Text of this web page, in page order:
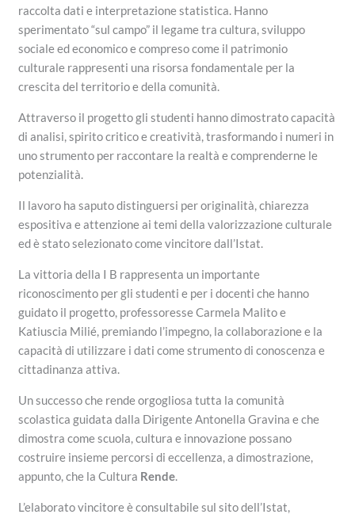
raccolta dati e interpretazione statistica. Hanno
sperimentato “sul campo” il legame tra cultura, sviluppo
sociale ed economico e compreso come il patrimonio
culturale rappresenti una risorsa fondamentale per la
crescita del territorio e della comunità.
Attraverso il progetto gli studenti hanno dimostrato capacità
di analisi, spirito critico e creatività, trasformando i numeri in
uno strumento per raccontare la realtà e comprenderne le
potenzialità.
Il lavoro ha saputo distinguersi per originalità, chiarezza
espositiva e attenzione ai temi della valorizzazione culturale
ed è stato selezionato come vincitore dall’Istat.
La vittoria della I B rappresenta un importante
riconoscimento per gli studenti e per i docenti che hanno
guidato il progetto, professoresse Carmela Malito e
Katiuscia Milié, premiando l’impegno, la collaborazione e la
capacità di utilizzare i dati come strumento di conoscenza e
cittadinanza attiva.
Un successo che rende orgogliosa tutta la comunità
scolastica guidata dalla Dirigente Antonella Gravina e che
dimostra come scuola, cultura e innovazione possano
costruire insieme percorsi di eccellenza, a dimostrazione,
appunto, che la Cultura Rende.
L’elaborato vincitore è consultabile sul sito dell’Istat,